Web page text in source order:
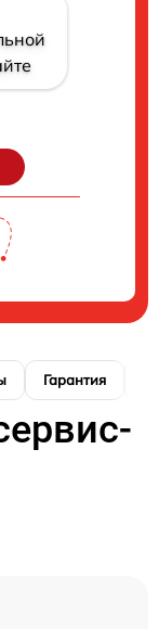
Гарантия